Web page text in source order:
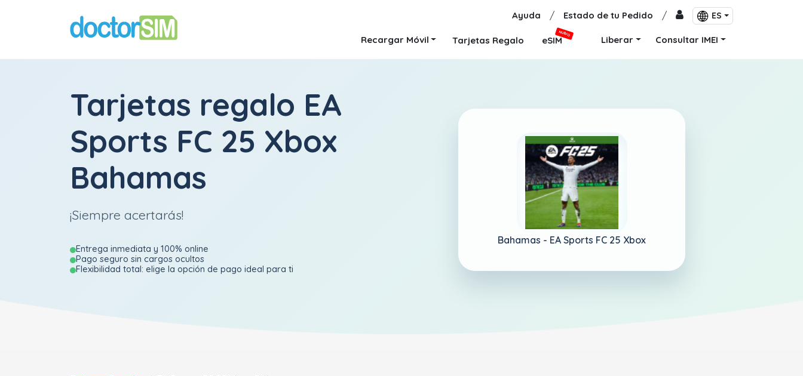
Ayuda / Estado de tu Pedido / ES
Recargar Móvil Tarjetas Regalo eSIM
NUEVO
Liberar Consultar IMEI
Tarjetas regalo EA
Sports FC 25 Xbox
Bahamas
¡Siempre acertarás!
Entrega inmediata y 100% online
Pago seguro sin cargos ocultos
Flexibilidad total: elige la opción de pago ideal para ti
Bahamas - EA Sports FC 25 Xbox